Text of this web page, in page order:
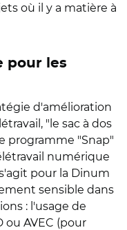
où il y a matière à
pour les
d'amélioration
"le sac à dos
programme "Snap"
numérique
pour la Dinum
sensible dans
: l'usage de
ou AVEC (pour